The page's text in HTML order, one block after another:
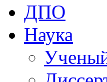
ДПО
Наука